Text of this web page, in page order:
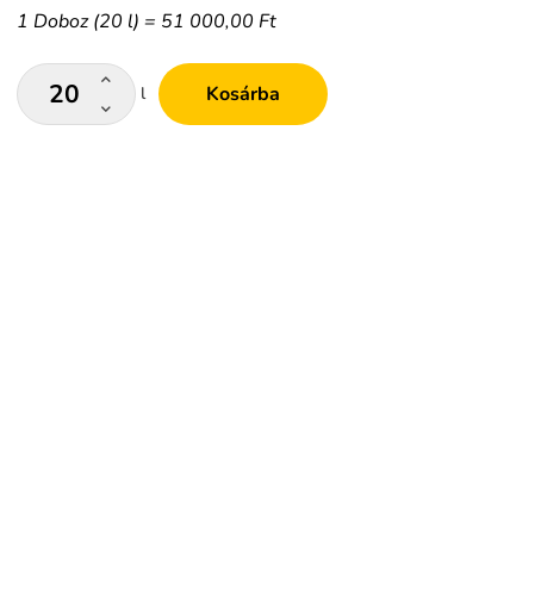
1 Doboz (20 l) = 51 000,00 Ft
l Kosárba